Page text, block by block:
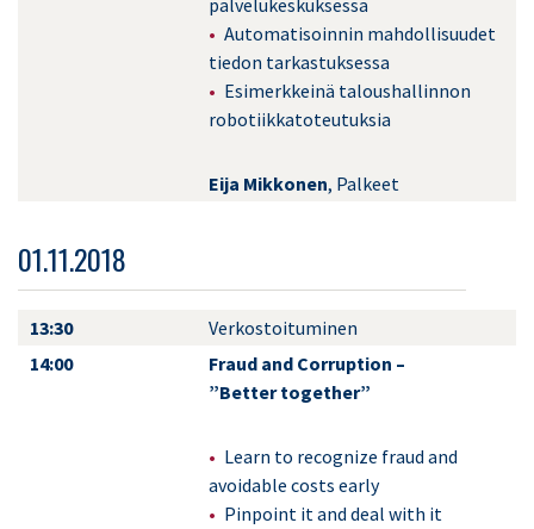
palvelukeskuksessa
Automatisoinnin mahdollisuudet
tiedon tarkastuksessa
Esimerkkeinä taloushallinnon
robotiikkatoteutuksia
Eija Mikkonen, Palkeet
01.11.2018
13:30
Verkostoituminen
14:00
Fraud and Corruption –
”Better together”
Learn to recognize fraud and
avoidable costs early
Pinpoint it and deal with it